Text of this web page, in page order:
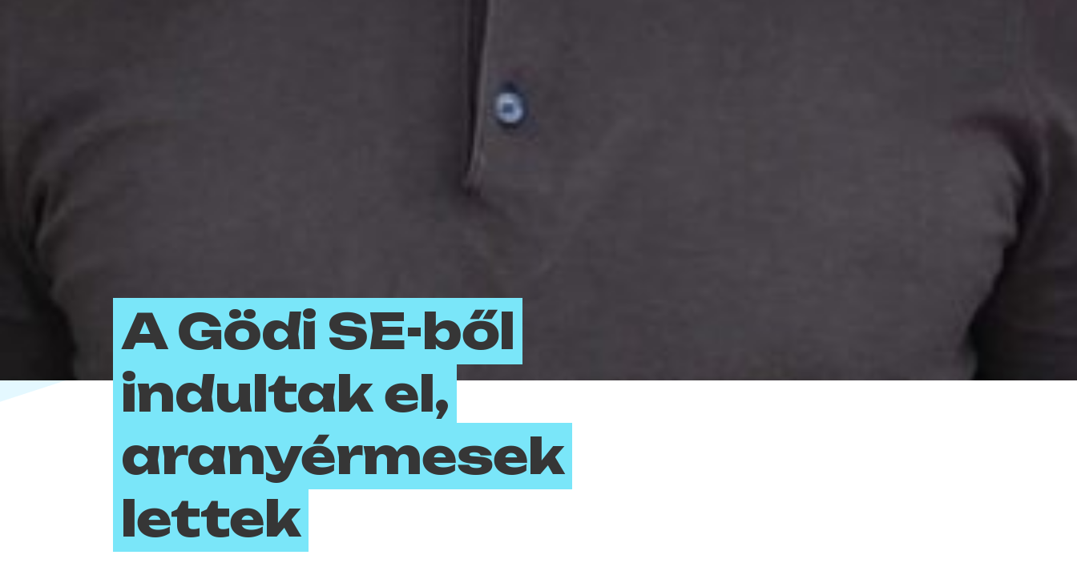
A Gödi SE-ből
indultak el,
aranyérmesek
lettek